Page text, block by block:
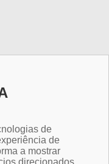
fale conosco
as novidades.
de
de
a mostrar
direcionados,